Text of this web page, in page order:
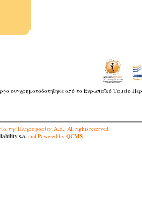
συγχρηματοδοτήθηκε από το Ευρωπαϊκό Ταμείο
της Πληροφορίας Α.Ε., All rights reserved.
s.a.and Powered by QCMS